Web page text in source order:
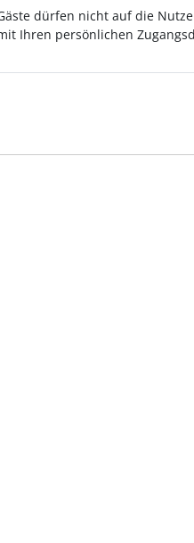
dürfen nicht auf die
Ihren persönlichen